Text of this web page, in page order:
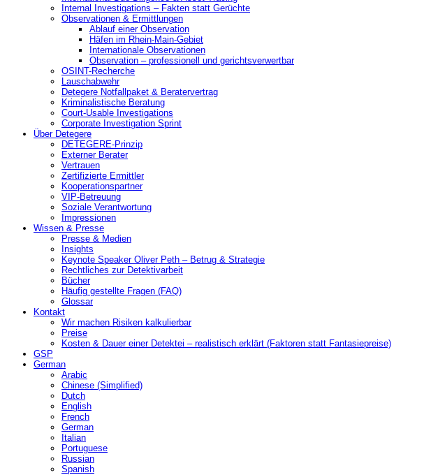
Internal Investigations – Fakten statt Gerüchte
Observationen & Ermittlungen
Ablauf einer Observation
Häfen im Rhein-Main-Gebiet
Internationale Observationen
Observation – professionell und gerichtsverwertbar
OSINT-Recherche
Lauschabwehr
Detegere Notfallpaket & Beratervertrag
Kriminalistische Beratung
Court-Usable Investigations
Corporate Investigation Sprint
Über Detegere
DETEGERE-Prinzip
Externer Berater
Vertrauen
Zertifizierte Ermittler
Kooperationspartner
VIP-Betreuung
Soziale Verantwortung
Impressionen
Wissen & Presse
Presse & Medien
Insights
Keynote Speaker Oliver Peth – Betrug & Strategie
Rechtliches zur Detektivarbeit
Bücher
Häufig gestellte Fragen (FAQ)
Glossar
Kontakt
Wir machen Risiken kalkulierbar
Preise
Kosten & Dauer einer Detektei – realistisch erklärt (Faktoren statt Fantasiepreise)
GSP
German
Arabic
Chinese (Simplified)
Dutch
English
French
German
Italian
Portuguese
Russian
Spanish